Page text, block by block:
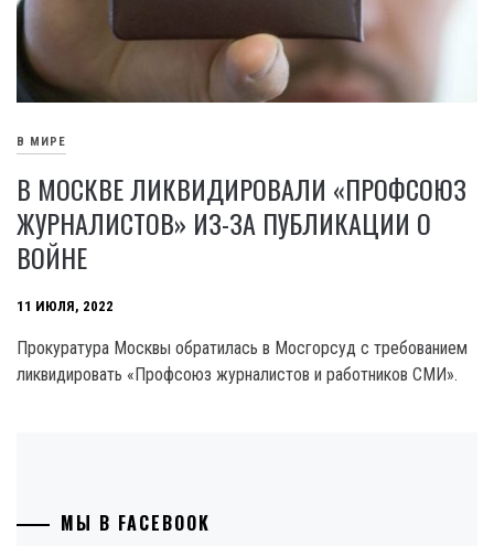
В МИРЕ
В МОСКВЕ ЛИКВИДИРОВАЛИ «ПРОФСОЮЗ
ЖУРНАЛИСТОВ» ИЗ-ЗА ПУБЛИКАЦИИ О
ВОЙНЕ
11 ИЮЛЯ, 2022
Прокуратура Москвы обратилась в Мосгорсуд с требованием
ликвидировать «Профсоюз журналистов и работников СМИ».
МЫ В FACEBOOK